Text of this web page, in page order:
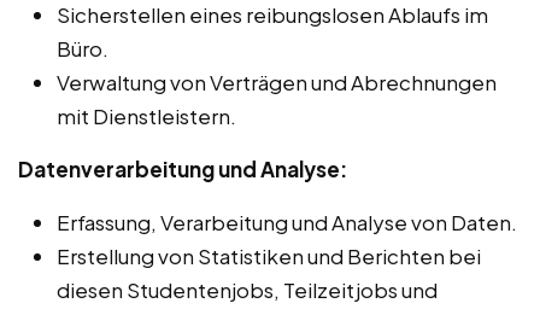
Sicherstellen eines reibungslosen Ablaufs im
Büro.
Verwaltung von Verträgen und Abrechnungen
mit Dienstleistern.
Datenverarbeitung und Analyse:
Erfassung, Verarbeitung und Analyse von Daten.
Erstellung von Statistiken und Berichten bei
diesen Studentenjobs, Teilzeitjobs und